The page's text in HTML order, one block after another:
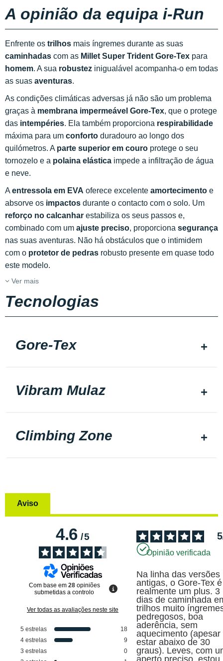
A opinião da equipa i-Run
Enfrente os trilhos mais íngremes durante as suas
caminhadas com as Millet Super Trident Gore-Tex para
homem. A sua robustez inigualável acompanha-o em todas
as suas aventuras.
As condições climáticas adversas já não são um problema
graças à membrana impermeável Gore-Tex, que o protege
das intempéries. Ela também proporciona respirabilidade
máxima para um conforto duradouro ao longo dos
quilómetros. A parte superior em couro protege o seu
tornozelo e a polaina elástica impede a infiltração de água
e neve.
A entressola em EVA oferece excelente amortecimento e
absorve os impactos durante o contacto com o solo. Um
reforço no calcanhar estabiliza os seus passos e,
combinado com um ajuste preciso, proporciona segurança
nas suas aventuras. Não há obstáculos que o intimidem
com o protetor de pedras robusto presente em quase todo
este modelo.
Ver mais
Tecnologias
Gore-Tex
Vibram Mulaz
Climbing Zone
Aviso
4.6/5
Com base em 28 opiniões
submetidas a controlo
Ver todas as avaliações neste site
5 estrelas
18
4 estrelas
9
3 estrelas
0
5
Opinião verificada
Na linha das versões
antigas, o Gore-Tex é
realmente um plus. 3
dias de caminhada
trilhos muito
pedregosos, boa
aderência, sem
aquecimento (apesar
estar abaixo de 30
graus). Leves, com
aperto preciso, estou